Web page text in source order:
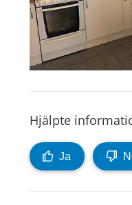
Hjälpte
Ja